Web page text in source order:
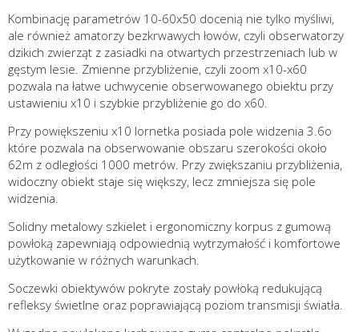
Kombinację parametrów 10-60x50 docenią nie tylko myśliwi,
ale również amatorzy bezkrwawych łowów, czyli obserwatorzy
dzikich zwierząt z zasiadki na otwartych przestrzeniach lub w
gęstym lesie. Zmienne przybliżenie, czyli zoom x10-x60
pozwala na łatwe uchwycenie obserwowanego obiektu przy
ustawieniu x10 i szybkie przybliżenie go do x60.
Przy powiększeniu x10 lornetka posiada pole widzenia 3.6o
które pozwala na obserwowanie obszaru szerokości około
62m z odległości 1000 metrów. Przy zwiększaniu przybliżenia,
widoczny obiekt staje się większy, lecz zmniejsza się pole
widzenia.
Solidny metalowy szkielet i ergonomiczny korpus z gumową
powłoką zapewniają odpowiednią wytrzymałość i komfortowe
użytkowanie w różnych warunkach.
Soczewki obiektywów pokryte zostały powłoką redukującą
refleksy świetlne oraz poprawiającą poziom transmisji światła.